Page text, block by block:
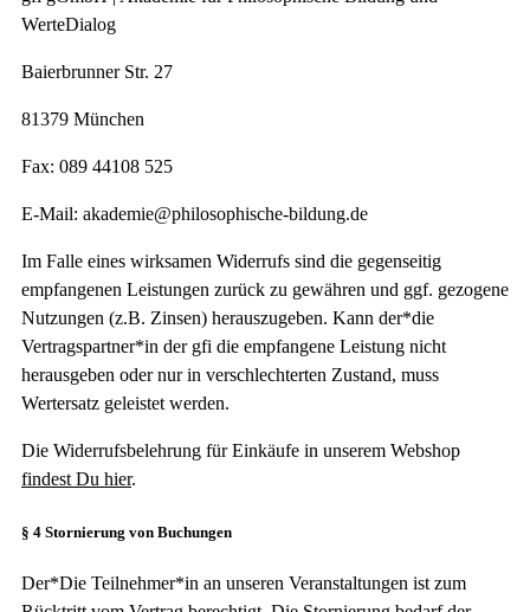
WerteDialog
Baierbrunner Str. 27
81379 München
Fax: 089 44108 525
E-Mail: akademie@philosophische-bildung.de
Im Falle eines wirksamen Widerrufs sind die gegenseitig
empfangenen Leistungen zurück zu gewähren und ggf. gezogene
Nutzungen (z.B. Zinsen) herauszugeben. Kann der*die
Vertragspartner*in der gfi die empfangene Leistung nicht
herausgeben oder nur in verschlechterten Zustand, muss
Wertersatz geleistet werden.
Die Widerrufsbelehrung für Einkäufe in unserem Webshop
findest Du hier.
§ 4 Stornierung von Buchungen
Der*Die Teilnehmer*in an unseren Veranstaltungen ist zum